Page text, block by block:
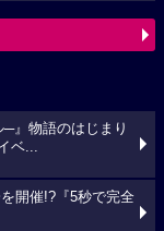
─』物語のはじまり
ベ...
開催!?『5秒で完全